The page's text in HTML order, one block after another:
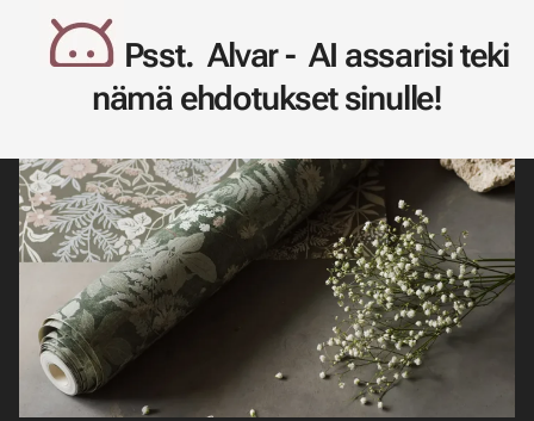
Psst. Alvar - AI assarisi teki
nämä ehdotukset sinulle!